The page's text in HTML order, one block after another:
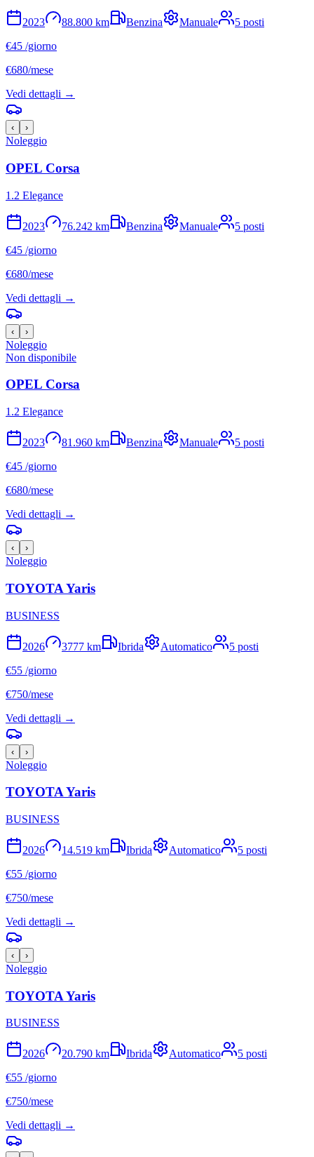
2023 88.800 km Benzina Manuale 5 posti
€45 /giorno
€680/mese
Vedi dettagli →
‹ ›
Noleggio
OPEL Corsa
1.2 Elegance
2023 76.242 km Benzina Manuale 5 posti
€45 /giorno
€680/mese
Vedi dettagli →
‹ ›
Noleggio
Non disponibile
OPEL Corsa
1.2 Elegance
2023 81.960 km Benzina Manuale 5 posti
€45 /giorno
€680/mese
Vedi dettagli →
‹ ›
Noleggio
TOYOTAYaris
BUSINESS
2026 3777 km Ibrida Automatico 5 posti
€55 /giorno
€750/mese
Vedi dettagli →
‹ ›
Noleggio
TOYOTAYaris
BUSINESS
2026 14.519 km Ibrida Automatico 5 posti
€55 /giorno
€750/mese
Vedi dettagli →
‹ ›
Noleggio
TOYOTAYaris
BUSINESS
2026 20.790 km Ibrida Automatico 5 posti
€55 /giorno
€750/mese
Vedi dettagli →